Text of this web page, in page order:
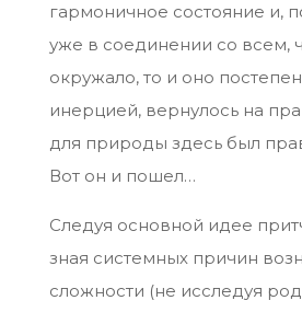
гармоничное состояние и,
уже в соединении со всем,
окружало, то и оно
инерцией, вернулось на
для природы здесь был
Вот он и пошел…
Следуя основной идее
зная системных причин
сложности (не исследуя